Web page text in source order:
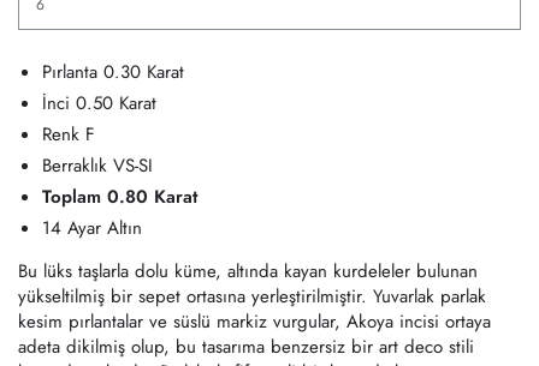
Pırlanta 0.30 Karat
İnci 0.50 Karat
Renk F
Berraklık VS-SI
Toplam 0.80 Karat
14 Ayar Altın
Bu lüks taşlarla dolu küme, altında kayan kurdeleler bulunan
yükseltilmiş bir sepet ortasına yerleştirilmiştir. Yuvarlak parlak
kesim pırlantalar ve süslü markiz vurgular, Akoya incisi ortaya
adeta dikilmiş olup, bu tasarıma benzersiz bir art deco stili